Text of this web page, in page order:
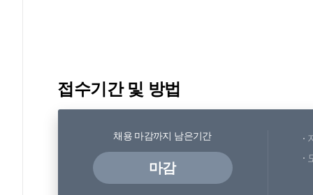
접수기간 및 방법
채용 마감까지 남은기간
마감